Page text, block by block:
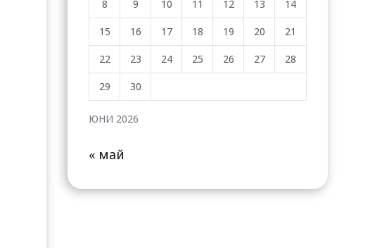
ЮНИ 2026
8 9 10 11 12 13 14
15 16 17 18 19 20 21
22 23 24 25 26 27 28
29 30
« май